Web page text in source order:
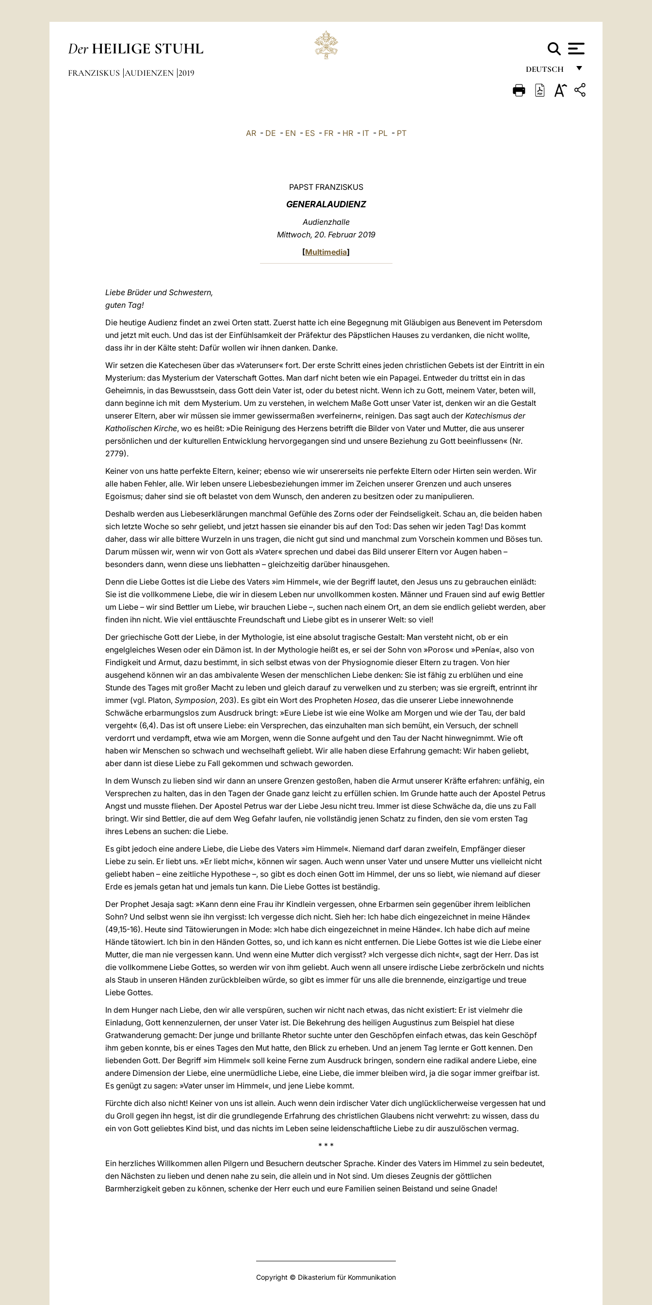
Der HEILIGE STUHL
DEUTSCH
FRANÇAIS
FRANZISKUS AUDIENZEN 2019
AR- DE - EN - ES- FR- HR- IT- PL- PT
PAPST FRANZISKUS
GENERALAUDIENZ
Audienzhalle
Mittwoch, 20. Februar 2019
[Multimedia]
Liebe Brüder und Schwestern,
guten Tag!
Die heutige Audienz findet an zwei Orten statt. Zuerst hatte ich eine Begegnung mit Gläubigen aus Benevent im Petersdom
und jetzt mit euch. Und das ist der Einfühlsamkeit der Präfektur des Päpstlichen Hauses zu verdanken, die nicht wollte,
dass ihr in der Kälte steht: Dafür wollen wir ihnen danken. Danke.
Wir setzen die Katechesen über das »Vaterunser« fort. Der erste Schritt eines jeden christlichen Gebets ist der Eintritt in ein
Mysterium: das Mysterium der Vaterschaft Gottes. Man darf nicht beten wie ein Papagei. Entweder du trittst ein in das
Geheimnis, in das Bewusstsein, dass Gott dein Vater ist, oder du betest nicht. Wenn ich zu Gott, meinem Vater, beten will,
dann beginne ich mit dem Mysterium. Um zu verstehen, in welchem Maße Gott unser Vater ist, denken wir an die Gestalt
unserer Eltern, aber wir müssen sie immer gewissermaßen »verfeinern«, reinigen. Das sagt auch der Katechismus der
Katholischen Kirche, wo es heißt: »Die Reinigung des Herzens betrifft die Bilder von Vater und Mutter, die aus unserer
persönlichen und der kulturellen Entwicklung hervorgegangen sind und unsere Beziehung zu Gott beeinflussen« (Nr.
2779).
Keiner von uns hatte perfekte Eltern, keiner; ebenso wie wir unsererseits nie perfekte Eltern oder Hirten sein werden. Wir
alle haben Fehler, alle. Wir leben unsere Liebesbeziehungen immer im Zeichen unserer Grenzen und auch unseres
Egoismus; daher sind sie oft belastet von dem Wunsch, den anderen zu besitzen oder zu manipulieren.
Deshalb werden aus Liebeserklärungen manchmal Gefühle des Zorns oder der Feindseligkeit. Schau an, die beiden haben
sich letzte Woche so sehr geliebt, und jetzt hassen sie einander bis auf den Tod: Das sehen wir jeden Tag! Das kommt
daher, dass wir alle bittere Wurzeln in uns tragen, die nicht gut sind und manchmal zum Vorschein kommen und Böses tun.
Darum müssen wir, wenn wir von Gott als »Vater« sprechen und dabei das Bild unserer Eltern vor Augen haben –
besonders dann, wenn diese uns liebhatten – gleichzeitig darüber hinausgehen.
Denn die Liebe Gottes ist die Liebe des Vaters »im Himmel«, wie der Begriff lautet, den Jesus uns zu gebrauchen einlädt:
Sie ist die vollkommene Liebe, die wir in diesem Leben nur unvollkommen kosten. Männer und Frauen sind auf ewig Bettler
um Liebe – wir sind Bettler um Liebe, wir brauchen Liebe –, suchen nach einem Ort, an dem sie endlich geliebt werden, aber
finden ihn nicht. Wie viel enttäuschte Freundschaft und Liebe gibt es in unserer Welt: so viel!
Der griechische Gott der Liebe, in der Mythologie, ist eine absolut tragische Gestalt: Man versteht nicht, ob er ein
engelgleiches Wesen oder ein Dämon ist. In der Mythologie heißt es, er sei der Sohn von »Poros« und »Penía«, also von
Findigkeit und Armut, dazu bestimmt, in sich selbst etwas von der Physiognomie dieser Eltern zu tragen. Von hier
ausgehend können wir an das ambivalente Wesen der menschlichen Liebe denken: Sie ist fähig zu erblühen und eine
Stunde des Tages mit großer Macht zu leben und gleich darauf zu verwelken und zu sterben; was sie ergreift, entrinnt ihr
immer (vgl. Platon, Symposion, 203). Es gibt ein Wort des Propheten Hosea, das die unserer Liebe innewohnende
Schwäche erbarmungslos zum Ausdruck bringt: »Eure Liebe ist wie eine Wolke am Morgen und wie der Tau, der bald
vergeht« (6,4). Das ist oft unsere Liebe: ein Versprechen, das einzuhalten man sich bemüht, ein Versuch, der schnell
verdorrt und verdampft, etwa wie am Morgen, wenn die Sonne aufgeht und den Tau der Nacht hinwegnimmt. Wie oft
haben wir Menschen so schwach und wechselhaft geliebt. Wir alle haben diese Erfahrung gemacht: Wir haben geliebt,
aber dann ist diese Liebe zu Fall gekommen und schwach geworden.
In dem Wunsch zu lieben sind wir dann an unsere Grenzen gestoßen, haben die Armut unserer Kräfte erfahren: unfähig, ein
Versprechen zu halten, das in den Tagen der Gnade ganz leicht zu erfüllen schien. Im Grunde hatte auch der Apostel Petrus
Angst und musste fliehen. Der Apostel Petrus war der Liebe Jesu nicht treu. Immer ist diese Schwäche da, die uns zu Fall
bringt. Wir sind Bettler, die auf dem Weg Gefahr laufen, nie vollständig jenen Schatz zu finden, den sie vom ersten Tag
ihres Lebens an suchen: die Liebe.
Es gibt jedoch eine andere Liebe, die Liebe des Vaters »im Himmel«. Niemand darf daran zweifeln, Empfänger dieser
Liebe zu sein. Er liebt uns. »Er liebt mich«, können wir sagen. Auch wenn unser Vater und unsere Mutter uns vielleicht nicht
geliebt haben – eine zeitliche Hypothese –, so gibt es doch einen Gott im Himmel, der uns so liebt, wie niemand auf dieser
Erde es jemals getan hat und jemals tun kann. Die Liebe Gottes ist beständig.
Der Prophet Jesaja sagt: »Kann denn eine Frau ihr Kindlein vergessen, ohne Erbarmen sein gegenüber ihrem leiblichen
Sohn? Und selbst wenn sie ihn vergisst: Ich vergesse dich nicht. Sieh her: Ich habe dich eingezeichnet in meine Hände«
(49,15-16). Heute sind Tätowierungen in Mode: »Ich habe dich eingezeichnet in meine Hände«. Ich habe dich auf meine
Hände tätowiert. Ich bin in den Händen Gottes, so, und ich kann es nicht entfernen. Die Liebe Gottes ist wie die Liebe einer
Mutter, die man nie vergessen kann. Und wenn eine Mutter dich vergisst? »Ich vergesse dich nicht«, sagt der Herr. Das ist
die vollkommene Liebe Gottes, so werden wir von ihm geliebt. Auch wenn all unsere irdische Liebe zerbröckeln und nichts
als Staub in unseren Händen zurückbleiben würde, so gibt es immer für uns alle die brennende, einzigartige und treue
Liebe Gottes.
In dem Hunger nach Liebe, den wir alle verspüren, suchen wir nicht nach etwas, das nicht existiert: Er ist vielmehr die
Einladung, Gott kennenzulernen, der unser Vater ist. Die Bekehrung des heiligen Augustinus zum Beispiel hat diese
Gratwanderung gemacht: Der junge und brillante Rhetor suchte unter den Geschöpfen einfach etwas, das kein Geschöpf
ihm geben konnte, bis er eines Tages den Mut hatte, den Blick zu erheben. Und an jenem Tag lernte er Gott kennen. Den
liebenden Gott. Der Begriff »im Himmel« soll keine Ferne zum Ausdruck bringen, sondern eine radikal andere Liebe, eine
andere Dimension der Liebe, eine unermüdliche Liebe, eine Liebe, die immer bleiben wird, ja die sogar immer greifbar ist.
Es genügt zu sagen: »Vater unser im Himmel«, und jene Liebe kommt.
Fürchte dich also nicht! Keiner von uns ist allein. Auch wenn dein irdischer Vater dich unglücklicherweise vergessen hat und
du Groll gegen ihn hegst, ist dir die grundlegende Erfahrung des christlichen Glaubens nicht verwehrt: zu wissen, dass du
ein von Gott geliebtes Kind bist, und das nichts im Leben seine leidenschaftliche Liebe zu dir auszulöschen vermag.
* * *
Ein herzliches Willkommen allen Pilgern und Besuchern deutscher Sprache. Kinder des Vaters im Himmel zu sein bedeutet,
den Nächsten zu lieben und denen nahe zu sein, die allein und in Not sind. Um dieses Zeugnis der göttlichen
Barmherzigkeit geben zu können, schenke der Herr euch und eure Familien seinen Beistand und seine Gnade!
Copyright © Dikasterium für Kommunikation